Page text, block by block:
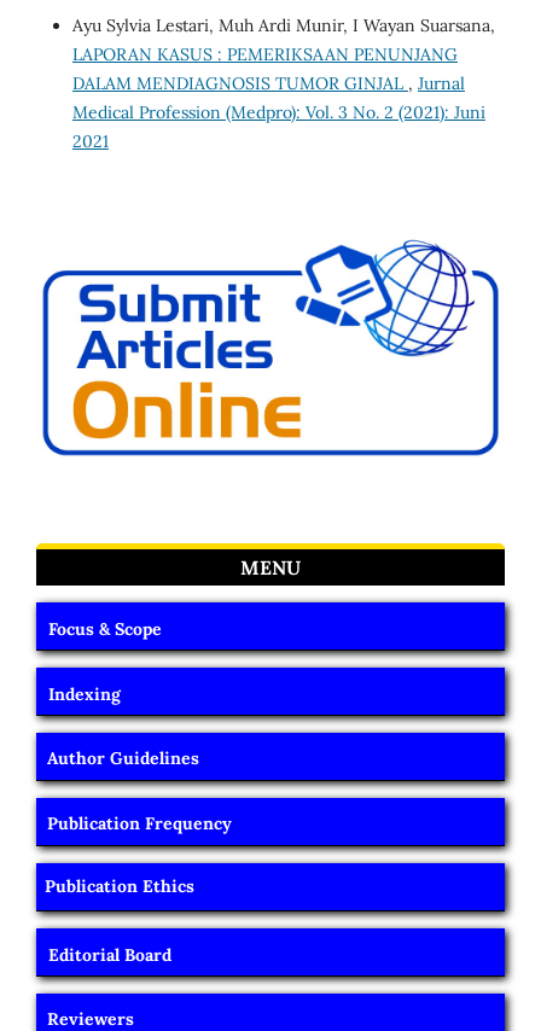
Ayu Sylvia Lestari, Muh Ardi Munir, I Wayan Suarsana,
LAPORAN KASUS : PEMERIKSAAN PENUNJANG
DALAM MENDIAGNOSIS TUMOR GINJAL , Jurnal
Medical Profession (Medpro): Vol. 3 No. 2 (2021): Juni
2021
MENU
Focus & Scope
Indexing
Author Guidelines
Publication Frequency
Publication Ethics
Editorial Board
Reviewers